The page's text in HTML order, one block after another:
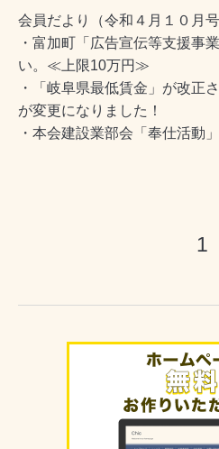
会員だより（令和４月１０月
・富加町「広告宣伝等支援事
い。≪上限10万円≫
・「岐阜県最低賃金」が改正
が変更になりました！
・本会建設業部会「奉仕活動
1